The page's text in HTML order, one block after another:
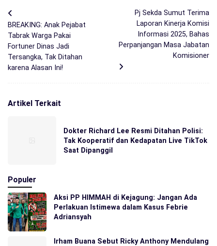
BREAKING: Anak Pejabat
Tabrak Warga Pakai
Fortuner Dinas Jadi
Tersangka, Tak Ditahan
karena Alasan Ini!
Pj Sekda Sumut Terima
Laporan Kinerja Komisi
Informasi 2025, Bahas
Perpanjangan Masa Jabatan
Komisioner
Artikel Terkait
Dokter Richard Lee Resmi Ditahan Polisi:
Tak Kooperatif dan Kedapatan Live TikTok
Saat Dipanggil
Populer
Aksi PP HIMMAH di Kejagung: Jangan Ada
Perlakuan Istimewa dalam Kasus Febrie
Adriansyah
Irham Buana Sebut Ricky Anthony Mendulang